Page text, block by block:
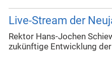
Live-Stream der
Rektor Hans-Jochen
zukünftige Entwicklung